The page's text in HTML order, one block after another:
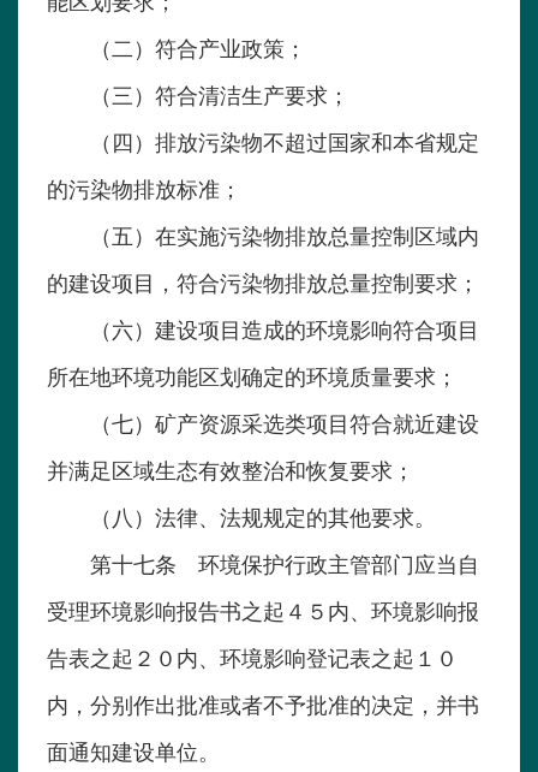
（二）符合产业政策；
（三）符合清洁生产要求；
（四）排放污染物不超过国家和本省规定
的污染物排放标准；
（五）在实施污染物排放总量控制区域内
的建设项目，符合污染物排放总量控制要求；
（六）建设项目造成的环境影响符合项目
所在地环境功能区划确定的环境质量要求；
（七）矿产资源采选类项目符合就近建设
并满足区域生态有效整治和恢复要求；
（八）法律、法规规定的其他要求。
第十七条 环境保护行政主管部门应当自
受理环境影响报告书之起４５内、环境影响报
告表之起２０内、环境影响登记表之起１０
内，分别作出批准或者不予批准的决定，并书
面通知建设单位。